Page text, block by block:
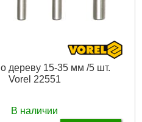
дереву 15-35 мм /5 шт.
Vorel 22551
В наличии